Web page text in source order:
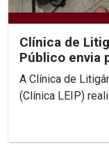
Clínica de
Público envia
A Clínica de
(Clínica LEIP)